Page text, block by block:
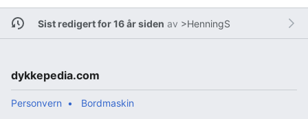
Sist redigert for 16 år siden av >HenningS
dykkepedia.com
Personvern Bordmaskin